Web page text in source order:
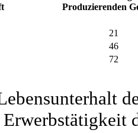
Produzierenden
21
46
72